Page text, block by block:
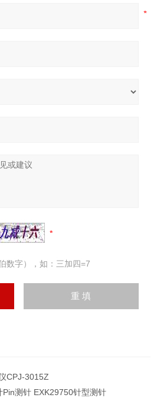
数字），如：三加四=7
CPJ-3015Z
测针 EXK29750针型测针